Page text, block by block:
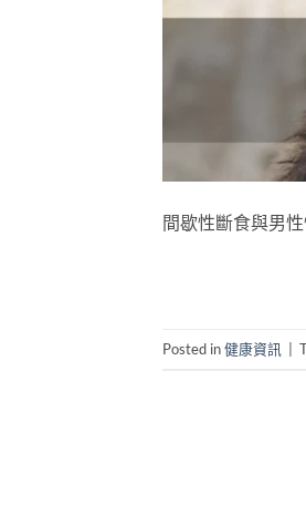
間歇性斷食與男
Posted in健康資訊